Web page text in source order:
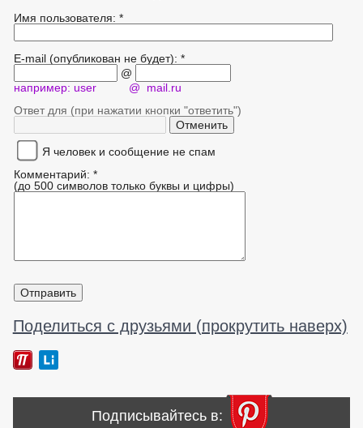
Имя пользователя: *
E-mail (опубликован не будет): *
@
например: user @ mail.ru
Ответ для (при нажатии кнопки "ответить")
Я человек и сообщение не спам
Комментарий: *
(до 500 символов только буквы и цифры)
Поделиться с друзьями (прокрутить наверх)
Подписывайтесь в: